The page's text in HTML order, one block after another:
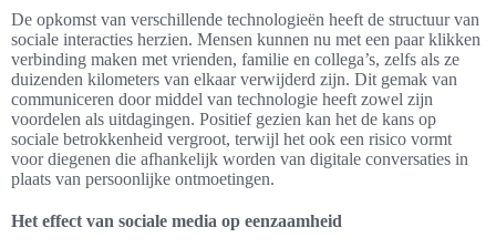
De opkomst van verschillende technologieën heeft de structuur van
sociale interacties herzien. Mensen kunnen nu met een paar klikken
verbinding maken met vrienden, familie en collega’s, zelfs als ze
duizenden kilometers van elkaar verwijderd zijn. Dit gemak van
communiceren door middel van technologie heeft zowel zijn
voordelen als uitdagingen. Positief gezien kan het de kans op
sociale betrokkenheid vergroot, terwijl het ook een risico vormt
voor diegenen die afhankelijk worden van digitale conversaties in
plaats van persoonlijke ontmoetingen.
Het effect van sociale media op eenzaamheid